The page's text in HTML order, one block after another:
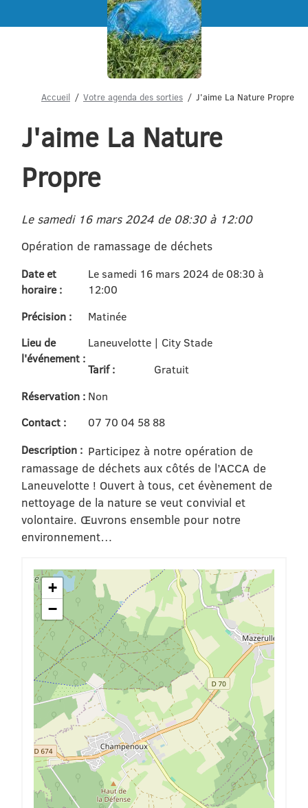
Menu
Accueil Votre agenda des sorties J'aime La Nature Propre
J'aime La Nature
Propre
Le samedi 16 mars 2024 de 08:30 à 12:00
Opération de ramassage de déchets
Date et
horaire :
Le samedi 16 mars 2024 de 08:30 à
12:00
Précision :
Matinée
Lieu de
l'événement :
Laneuvelotte | City Stade
Tarif :
Gratuit
Réservation : Non
Contact :
07 70 04 58 88
Description : Participez à notre opération de
ramassage de déchets aux côtés de l’ACCA de
Laneuvelotte ! Ouvert à tous, cet évènement de
nettoyage de la nature se veut convivial et
volontaire. Œuvrons ensemble pour notre
environnement…
+
−